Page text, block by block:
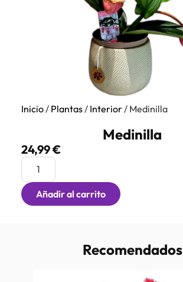
Inicio/ Plantas/ Interior/ Medinilla
Medinilla
24,99€
Añadir al carrito
Recomendados